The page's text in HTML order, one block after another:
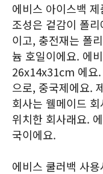
에비스 아이스백
조성은 겉감이 폴
이고, 충전재는 폴
늄 호일이에요. 에
26x14x31cm 에요.
으로, 중국제에요.
회사는 웰메이드
위치한 회사래요.
국이에요.
에비스 쿨러백 사